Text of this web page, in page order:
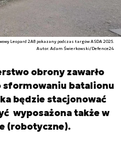
Leopard 2A8 pokazany podczas targów ASDA 2025.
Autor. Adam Świerkowski/Defence24
obrony zawarło
sformowaniu batalionu
będzie stacjonować
wyposażona także w
(robotyczne).